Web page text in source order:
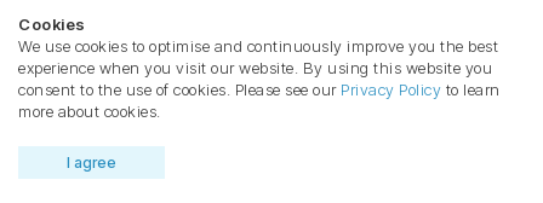
Cookies
We use cookies to optimise and continuously improve you the best
experience when you visit our website. By using this website you
consent to the use of cookies. Please see our Privacy Policy to learn
more about cookies.
I agree